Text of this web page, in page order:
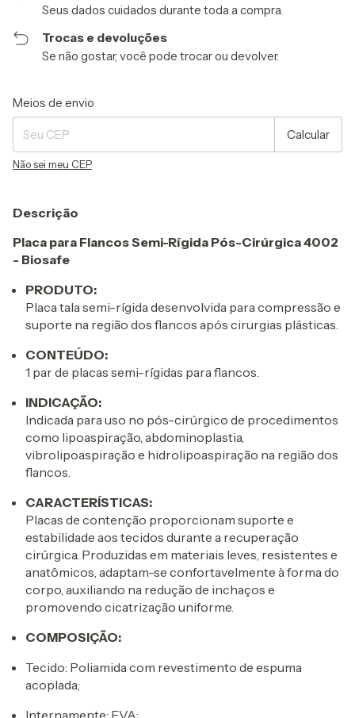
Seus dados cuidados durante toda a compra.
Trocas e devoluções
Se não gostar, você pode trocar ou devolver.
Entregas para o CEP:
Meios de envio
Calcular
Não sei meu CEP
Descrição
Placa para Flancos Semi-Rígida Pós-Cirúrgica 4002
- Biosafe
PRODUTO:
Placa tala semi-rígida desenvolvida para compressão e
suporte na região dos flancos após cirurgias plásticas.
CONTEÚDO:
1 par de placas semi-rígidas para flancos.
INDICAÇÃO:
Indicada para uso no pós-cirúrgico de procedimentos
como lipoaspiração, abdominoplastia,
vibrolipoaspiração e hidrolipoaspiração na região dos
flancos.
CARACTERÍSTICAS:
Placas de contenção proporcionam suporte e
estabilidade aos tecidos durante a recuperação
cirúrgica. Produzidas em materiais leves, resistentes e
anatômicos, adaptam-se confortavelmente à forma do
corpo, auxiliando na redução de inchaços e
promovendo cicatrização uniforme.
COMPOSIÇÃO:
Tecido: Poliamida com revestimento de espuma
acoplada;
Internamente: EVA;